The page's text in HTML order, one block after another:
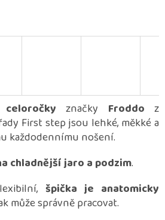
značky Froddo z
First step jsou lehké, měkké a
každodennímu nošení.
chladnější jaro a podzim.
špička je anatomicky
může správně pracovat.